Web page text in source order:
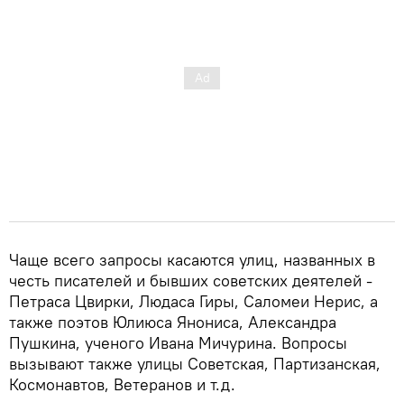
Чаще всего запросы касаются улиц, названных в
честь писателей и бывших советских деятелей -
Петраса Цвирки, Людаса Гиры, Саломеи Нерис, а
также поэтов Юлиюса Янониса, Александра
Пушкина, ученого Ивана Мичурина. Вопросы
вызывают также улицы Советская, Партизанская,
Космонавтов, Ветеранов и т.д.